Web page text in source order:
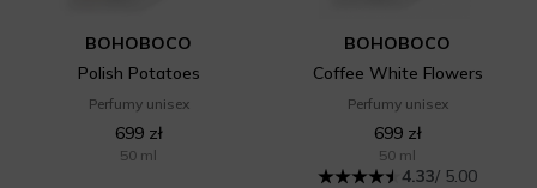
BOHOBOCO
Polish Potatoes
Perfumy unisex
699 zł
50 ml
BOHOBOCO
Coffee White Flowers
Perfumy unisex
699 zł
50 ml
4.33/ 5.00